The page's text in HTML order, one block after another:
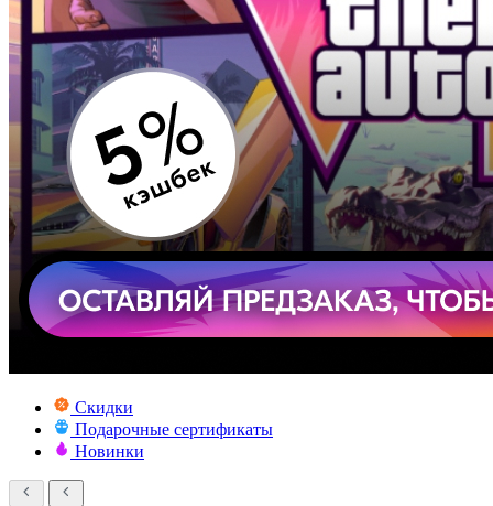
Скидки
Подарочные сертификаты
Новинки